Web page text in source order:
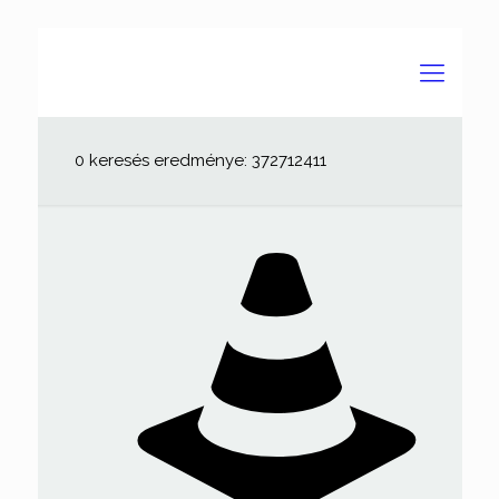
0 keresés eredménye: 372712411